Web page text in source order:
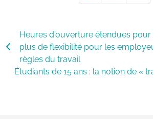
Heures d'ouverture étendues pour
plus de flexibilité pour les
règles du travail
Étudiants de 15 ans : la notion de «